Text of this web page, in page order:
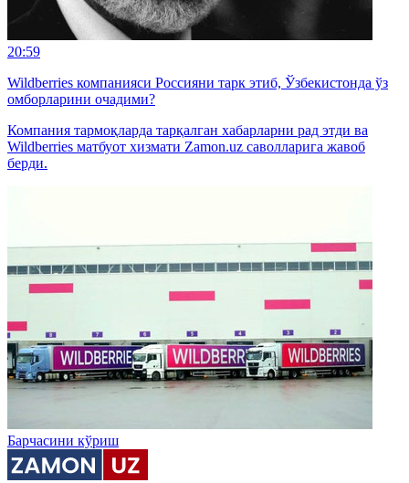
20:59
Wildberries компанияси Россияни тарк этиб, Ўзбекистонда ўз
омборларини очадими?
Компания тармоқларда тарқалган хабарларни рад этди ва
Wildberries матбуот хизмати Zamon.uz саволларига жавоб
берди.
Барчасини кўриш